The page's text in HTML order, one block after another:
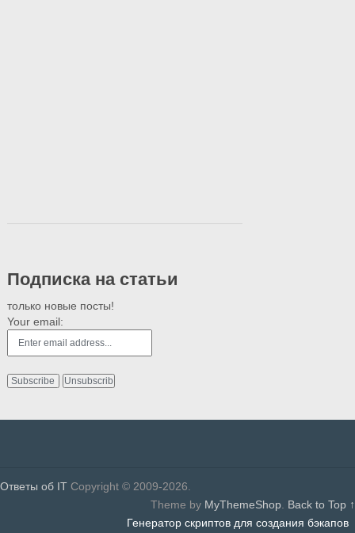
Подписка на статьи
только новые посты!
Your email:
Ответы об IT Copyright © 2009-2026.
Theme by MyThemeShop. Back to Top ↑
Генератор скриптов для создания бэкапов